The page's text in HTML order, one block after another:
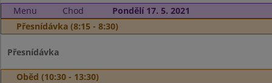
Menu Chod
Pondělí 17. 5. 2021
Přesnídávka (8:15 - 8:30)
Přesnídávka
Oběd (10:30 - 13:30)